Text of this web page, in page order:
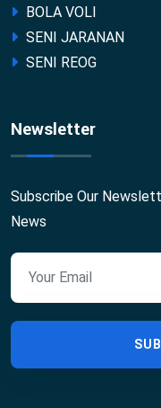
BOLA VOLI
SENI JARANAN
SENI REOG
Newsletter
Subscribe Our
News